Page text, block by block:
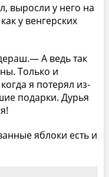
выросли у него на
у венгерских
А ведь так
Только и
я потерял из-
подарки. Дурья
яблоки есть и